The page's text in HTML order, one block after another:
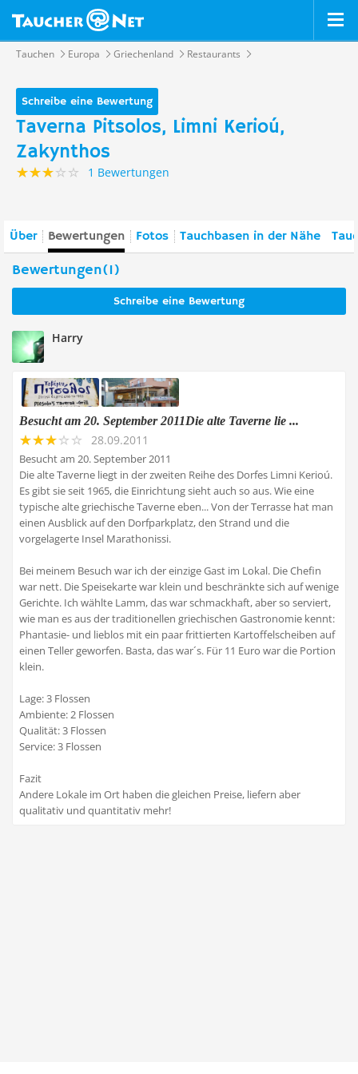
Tauchen Europa Griechenland Restaurants
Schreibe eine Bewertung
Taverna Pitsolos, Limni Kerioú,
Zakynthos
1 Bewertungen
Über Bewertungen Fotos Tauchbasen in der Nähe
Bewertungen(1)
Schreibe eine Bewertung
Harry
Besucht am 20. September 2011Die alte Taverne lie ...
28.09.2011
Besucht am 20. September 2011
Die alte Taverne liegt in der zweiten Reihe des Dorfes Limni Kerioú.
Es gibt sie seit 1965, die Einrichtung sieht auch so aus. Wie eine
typische alte griechische Taverne eben... Von der Terrasse hat man
einen Ausblick auf den Dorfparkplatz, den Strand und die
vorgelagerte Insel Marathonissi.
Bei meinem Besuch war ich der einzige Gast im Lokal. Die Chefin
war nett. Die Speisekarte war klein und beschränkte sich auf wenige
Gerichte. Ich wählte Lamm, das war schmackhaft, aber so serviert,
wie man es aus der traditionellen griechischen Gastronomie kennt:
Phantasie- und lieblos mit ein paar frittierten Kartoffelscheiben auf
einen Teller geworfen. Basta, das war´s. Für 11 Euro war die Portion
klein.
Lage: 3 Flossen
Ambiente: 2 Flossen
Qualität: 3 Flossen
Service: 3 Flossen
Fazit
Andere Lokale im Ort haben die gleichen Preise, liefern aber
qualitativ und quantitativ mehr!